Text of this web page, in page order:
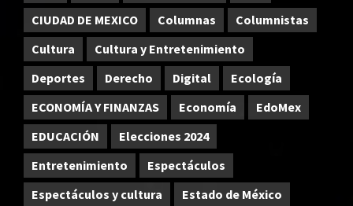
CIUDAD DE MEXICO
Columnas
Columnistas
Cultura
Cultura y Entretenimiento
Deportes
Derecho Digital
Ecología
ECONOMÍA Y FINANZAS
Economía
EdoMex
EDUCACIÓN
Elecciones 2024
Entretenimiento
Espectáculos
Espectáculos y cultura
Estado de México